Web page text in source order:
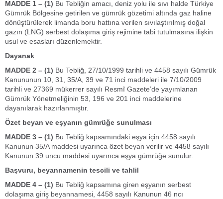
MADDE 1 – (1) Bu Tebliğin amacı, deniz yolu ile sıvı halde Türkiye
Gümrük Bölgesine getirilen ve gümrük gözetimi altında gaz haline
dönüştürülerek limanda boru hattına verilen sıvılaştırılmış doğal
gazın (LNG) serbest dolaşıma giriş rejimine tabi tutulmasına ilişkin
usul ve esasları düzenlemektir.
Dayanak
MADDE 2 – (1) Bu Tebliğ, 27/10/1999 tarihli ve 4458 sayılı Gümrük
Kanununun 10, 31, 35/A, 39 ve 71 inci maddeleri ile 7/10/2009
tarihli ve 27369 mükerrer sayılı Resmî Gazete’de yayımlanan
Gümrük Yönetmeliğinin 53, 196 ve 201 inci maddelerine
dayanılarak hazırlanmıştır.
Özet beyan ve eşyanın gümrüğe sunulması
MADDE 3 – (1) Bu Tebliğ kapsamındaki eşya için 4458 sayılı
Kanunun 35/A maddesi uyarınca özet beyan verilir ve 4458 sayılı
Kanunun 39 uncu maddesi uyarınca eşya gümrüğe sunulur.
Başvuru, beyannamenin tescili ve tahlil
MADDE 4 – (1) Bu Tebliğ kapsamına giren eşyanın serbest
dolaşıma giriş beyannamesi, 4458 sayılı Kanunun 46 ncı